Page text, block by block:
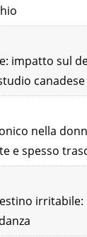
impatto sul
canadese
nella
e spesso